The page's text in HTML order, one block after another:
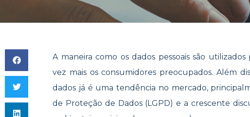
A maneira como os dados pessoais são
vez mais os consumidores preocupados. Além
dados já é uma tendência no mercado,
de Proteção de Dados (LGPD) e a crescente